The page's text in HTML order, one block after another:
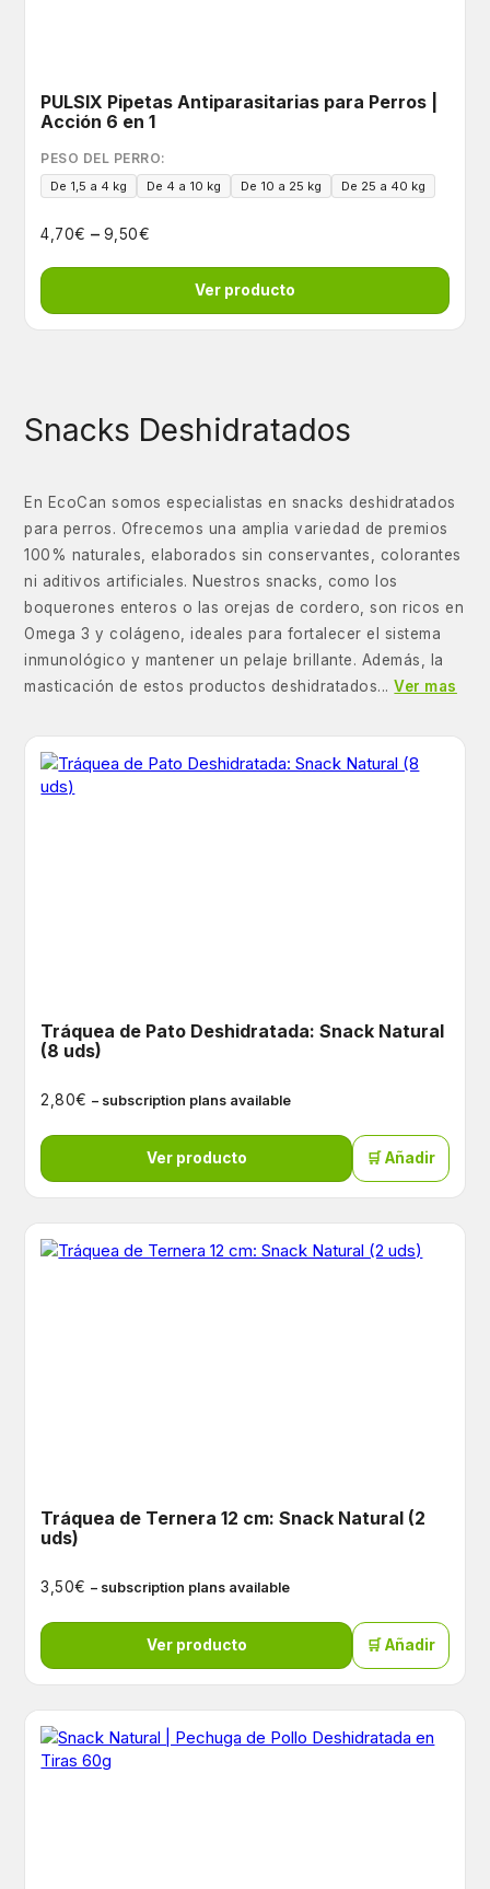
PULSIX Pipetas Antiparasitarias para Perros |
Acción 6 en 1
PESO DEL PERRO:
De 1,5 a 4 kg De 4 a 10 kg De 10 a 25 kg De 25 a 40 kg
4,70€ – 9,50€
Ver producto
Snacks Deshidratados
En EcoCan somos especialistas en snacks deshidratados
para perros. Ofrecemos una amplia variedad de premios
100% naturales, elaborados sin conservantes, colorantes
ni aditivos artificiales. Nuestros snacks, como los
boquerones enteros o las orejas de cordero, son ricos en
Omega 3 y colágeno, ideales para fortalecer el sistema
inmunológico y mantener un pelaje brillante. Además, la
masticación de estos productos deshidratados...Ver mas
Tráquea de Pato Deshidratada: Snack Natural
(8 uds)
2,80€ – subscription plans available
Ver producto 🛒 Añadir
Tráquea de Ternera 12 cm: Snack Natural (2
uds)
3,50€ – subscription plans available
Ver producto 🛒 Añadir